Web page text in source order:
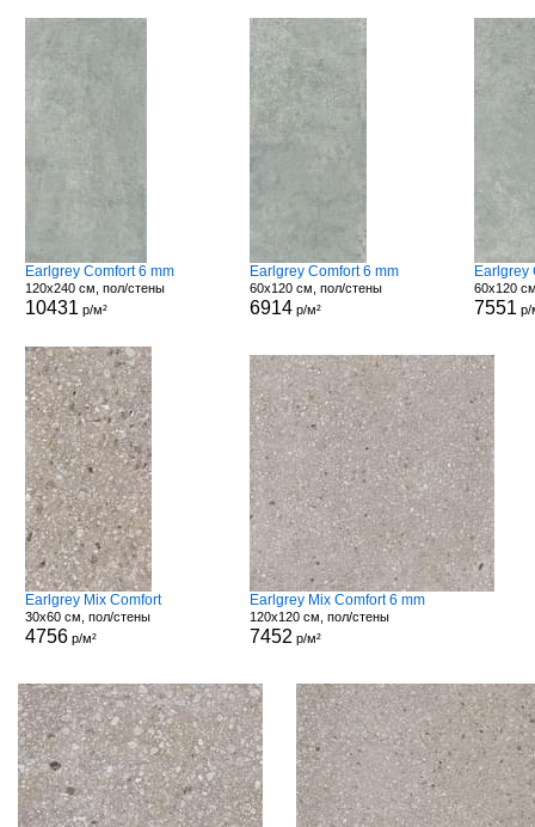
Earlgrey Comfort 6 mm
120x240 см, пол/стены
10431 р/м²
Earlgrey Comfort 6 mm
60x120 см, пол/стены
6914 р/м²
Earlgrey
60x120
7551 р/
Earlgrey Mix Comfort
30x60 см, пол/стены
4756р/м²
Earlgrey Mix Comfort 6 mm
120x120 см, пол/стены
7452 р/м²